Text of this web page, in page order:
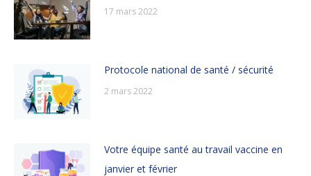
17 mars 2022
Protocole national de santé / sécurité
2 mars 2022
Votre équipe santé au travail vaccine en
janvier et février